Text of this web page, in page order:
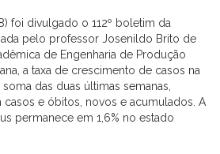
foi divulgado o 112º boletim da
pelo professor Josenildo Brito de
de Engenharia de Produção
a taxa de crescimento de casos na
das duas últimas semanas,
e óbitos, novos e acumulados. A
permanece em 1,6% no estado